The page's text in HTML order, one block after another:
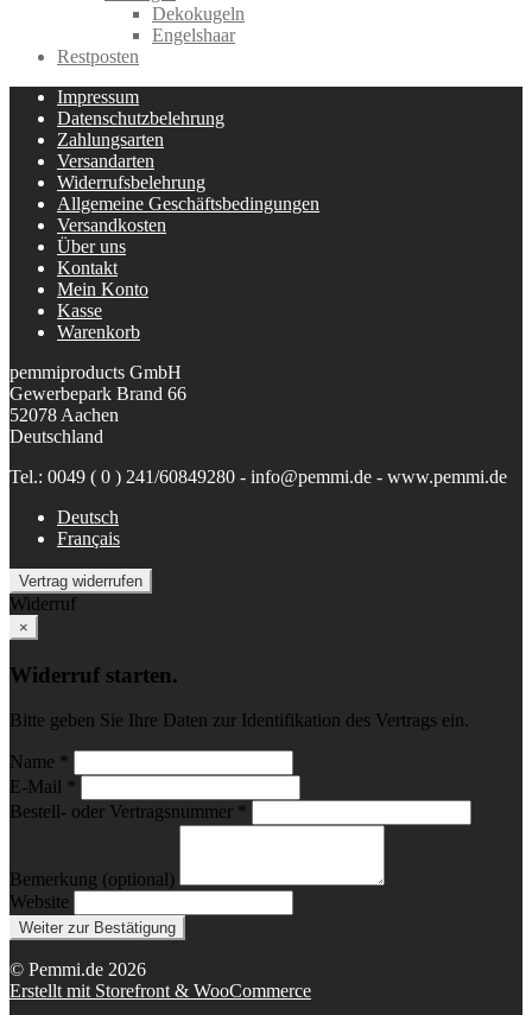
Dekokugeln
Engelshaar
Restposten
Impressum
Datenschutzbelehrung
Zahlungsarten
Versandarten
Widerrufsbelehrung
Allgemeine Geschäftsbedingungen
Versandkosten
Über uns
Kontakt
Mein Konto
Kasse
Warenkorb
pemmiproducts GmbH
Gewerbepark Brand 66
52078 Aachen
Deutschland
Tel.: 0049 ( 0 ) 241/60849280 - info@pemmi.de - www.pemmi.de
Deutsch
Français
Vertrag widerrufen
Widerruf
×
Widerruf starten.
Bitte geben Sie Ihre Daten zur Identifikation des Vertrags ein.
Name *
E-Mail *
Bestell- oder Vertragsnummer *
Bemerkung (optional)
Website
Weiter zur Bestätigung
© Pemmi.de 2026
Erstellt mit Storefront & WooCommerce